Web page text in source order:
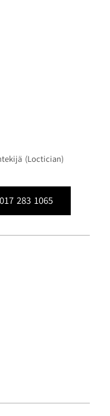
(Loctician)
283 1065